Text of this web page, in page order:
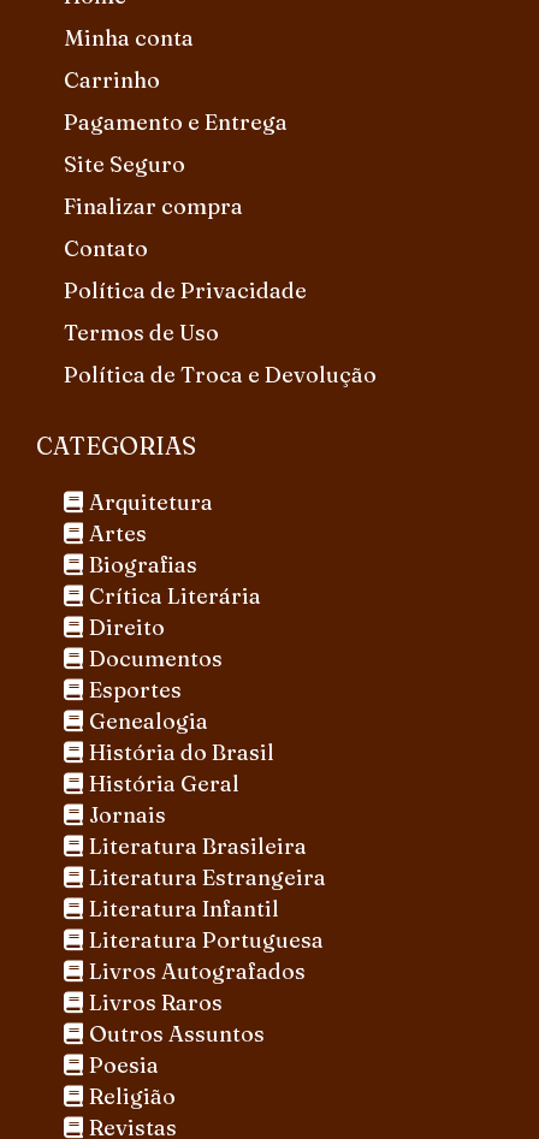
Minha conta
Carrinho
Pagamento e Entrega
Site Seguro
Finalizar compra
Contato
Política de Privacidade
Termos de Uso
Política de Troca e Devolução
CATEGORIAS
Arquitetura
Artes
Biografias
Crítica Literária
Direito
Documentos
Esportes
Genealogia
História do Brasil
História Geral
Jornais
Literatura Brasileira
Literatura Estrangeira
Literatura Infantil
Literatura Portuguesa
Livros Autografados
Livros Raros
Outros Assuntos
Poesia
Religião
Revistas